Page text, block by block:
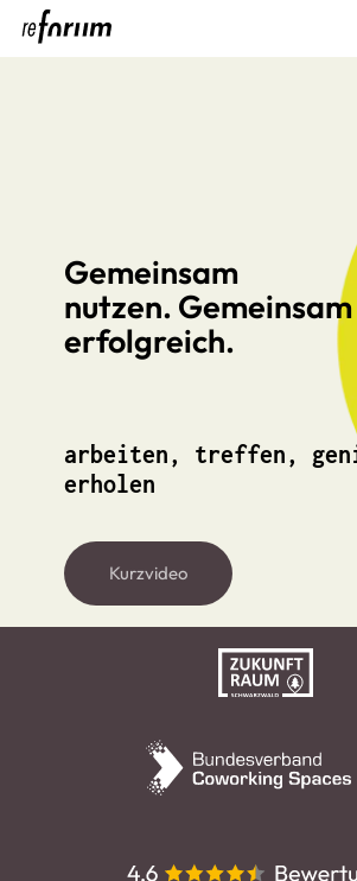
Gemeinsam
nutzen. Gemeinsam
erfolgreich.
arbeiten, treffen,
erholen
Kurzvideo